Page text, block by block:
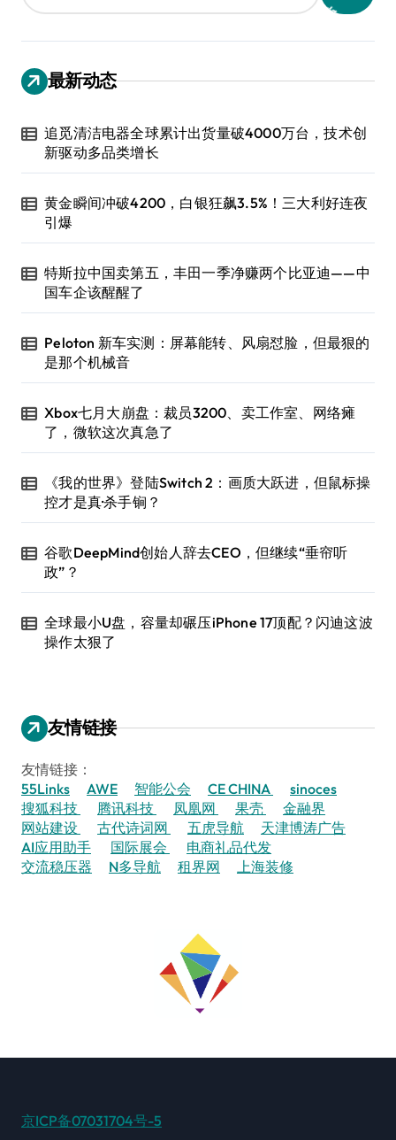
最新动态
追觅清洁电器全球累计出货量破4000万台，技术创
新驱动多品类增长
黄金瞬间冲破4200，白银狂飙3.5%！三大利好连夜
引爆
特斯拉中国卖第五，丰田一季净赚两个比亚迪——中
国车企该醒醒了
Peloton 新车实测：屏幕能转、风扇怼脸，但最狠的
是那个机械音
Xbox七月大崩盘：裁员3200、卖工作室、网络瘫
了，微软这次真急了
《我的世界》登陆Switch 2：画质大跃进，但鼠标操
控才是真·杀手锏？
谷歌DeepMind创始人辞去CEO，但继续“垂帘听
政”？
全球最小U盘，容量却碾压iPhone 17顶配？闪迪这波
操作太狠了
友情链接
友情链接：
55Links
AWE 智能公会 CE CHINA
sinoces
搜狐科技
腾讯科技 凤凰网 果壳
金融界
网站建设
古代诗词网 五虎导航
天津博涛广告
AI应用助手
国际展会
电商礼品代发
交流稳压器
N多导航 租界网 上海装修
京ICP备07031704号-5